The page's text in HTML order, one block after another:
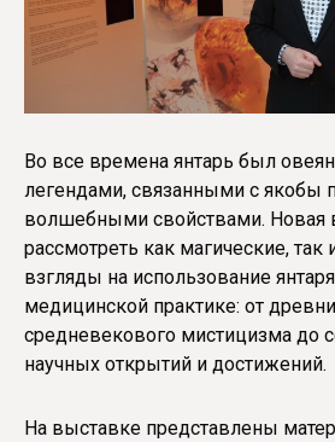
Во все времена янтарь был
легендами, связанными с якобы
волшебными свойствами. Новая
рассмотреть как магические,
взгляды на использование
медицинской практике: от
средневекового мистицизма до
научных открытий и достижений.
На выставке представлены